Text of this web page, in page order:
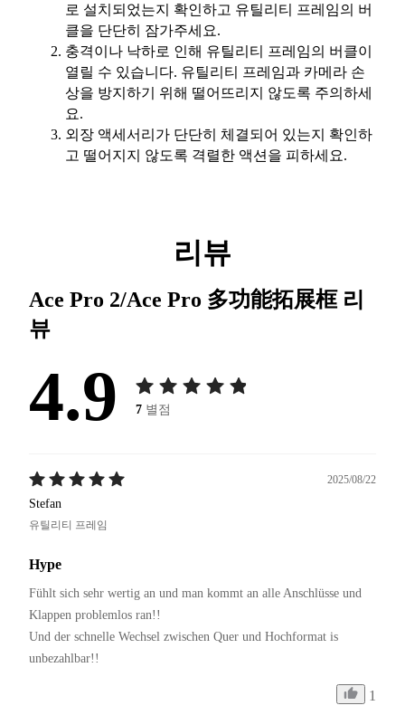
로 설치되었는지 확인하고 유틸리티 프레임의 버
클을 단단히 잠가주세요.
충격이나 낙하로 인해 유틸리티 프레임의 버클이
열릴 수 있습니다. 유틸리티 프레임과 카메라 손
상을 방지하기 위해 떨어뜨리지 않도록 주의하세
요.
외장 액세서리가 단단히 체결되어 있는지 확인하
고 떨어지지 않도록 격렬한 액션을 피하세요.
리뷰
Ace Pro 2/Ace Pro 多功能拓展框 리
뷰
4.9 7 별점
2025/08/22
Stefan
유틸리티 프레임
Hype
Fühlt sich sehr wertig an und man kommt an alle Anschlüsse und
Klappen problemlos ran!!
Und der schnelle Wechsel zwischen Quer und Hochformat is
1